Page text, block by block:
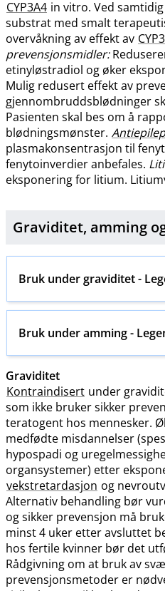
CYP3A4 in vitro. Ved
substrat med smalt
overvåkning av effekt av
prevensjonsmidler:
etinyløstradiol og øker
Mulig redusert effekt av
gjennombruddsblødninger
Pasienten skal bes om å
blødningsmønster.
plasmakonsentrasjon til
fenytoinverdier anbefales.
eksponering for litium.
Graviditet, amming
Bruk under graviditet -
Bruk under amming -
Graviditet
Kontraindisert under
som ikke bruker sikker
teratogent hos mennesker.
medfødte misdannelser
hypospadi og
organsystemer) etter
vekstretardasjon og
Alternativ behandling bør
og sikker prevensjon må
minst 4 uker etter avsluttet
hos fertile kvinner bør det
Rådgivning om at bruk av
prevensjonsmetoder er